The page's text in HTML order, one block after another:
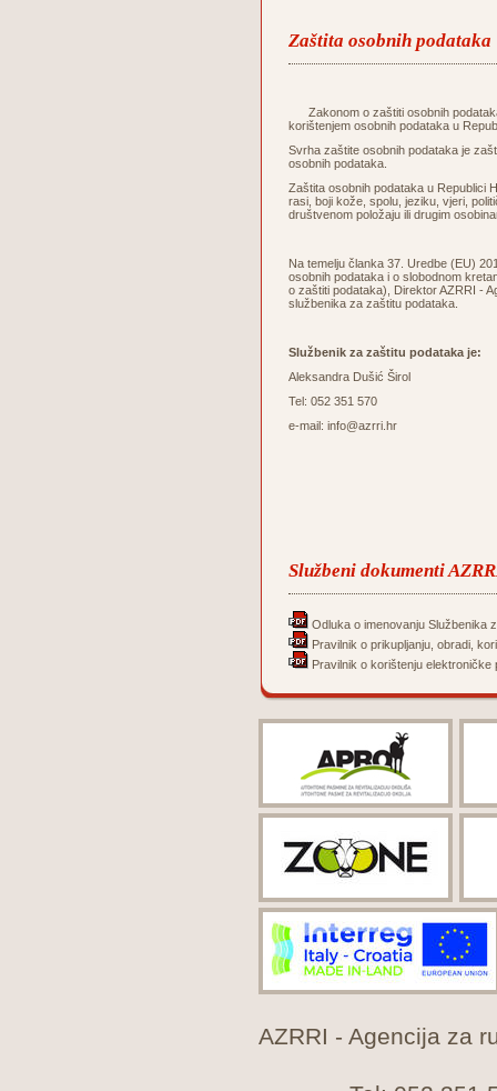
Zaštita osobnih podataka
Zakonom o zaštiti osobnih
korištenjem osobnih podataka u
Svrha zaštite osobnih podataka je
osobnih podataka.
Zaštita osobnih podataka u Republici
rasi, boji kože, spolu, jeziku, vjeri,
društvenom položaju ili drugim
Na temelju članka 37. Uredbe (EU)
osobnih podataka i o slobodnom
o zaštiti podataka), Direktor AZRRI -
službenika za zaštitu podataka.
Službenik za zaštitu podataka je:
Aleksandra Dušić Širol
Tel: 052 351 570
e-mail: info@azrri.hr
Službeni dokumenti
Odluka o imenovanju Službenika
Pravilnik o prikupljanju, obradi,
Pravilnik o korištenju elektroničke
AZRRI - Agencija za